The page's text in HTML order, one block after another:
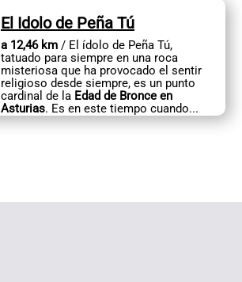
El Idolo de Peña Tú
a 12,46 km / El ídolo de Peña Tú,
tatuado para siempre en una roca
misteriosa que ha provocado el sentir
religioso desde siempre, es un punto
cardinal de la Edad de Bronce en
Asturias. Es en este tiempo cuando...